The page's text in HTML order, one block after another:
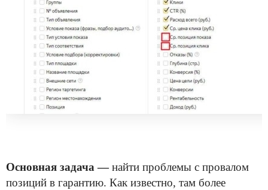
Основная задача —найти проблемы с провалом
позиций в гарантию. Как известно, там более